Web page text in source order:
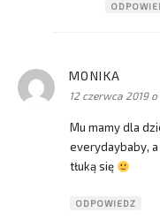
MONIKA
12 czerwca 2019 o
Mu mamy dla
everydaybaby,
tłuką się
ODPOWIEDZ